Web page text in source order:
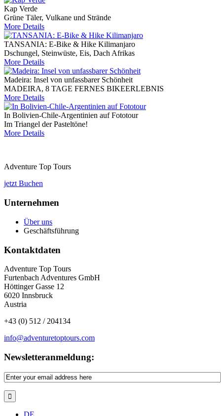
Kap Verde
Grüne Täler, Vulkane und Strände
More Details
TANSANIA: E-Bike & Hike Kilimanjaro
Dschungel, Steinwüste, Eis, Dach Afrikas
More Details
Madeira: Insel von unfassbarer Schönheit
MADEIRA, 8 TAGE FERNES BIKEERLEBNIS
More Details
In Bolivien-Chile-Argentinien auf Fototour
Im Triangel der Pasteltöne!
More Details
Adventure Top Tours
jetzt Buchen
Unternehmen
Über uns
Geschäftsführung
Kontaktdaten
Adventure Top Tours
Furtenbach Adventures GmbH
Höttinger Gasse 12
6020 Innsbruck
Austria
+43 (0) 512 / 204134
info@adventuretoptours.com
Newsletteranmeldung:
DE